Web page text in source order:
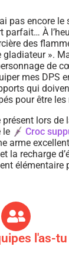
pas encore le
parfait… À
des
gladiateur ».
de
mes DPS
qui
pour être les
présent lors de
le
Croc
arme
la recharge
élémentaire
l'as-